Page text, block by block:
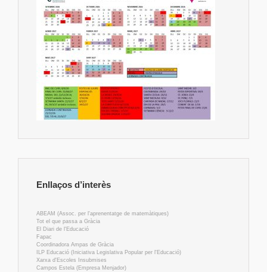
Enllaços d’interès
ABEAM (Assoc. per l'aprenentatge de matemàtiques)
Tot el que passa a Gràcia
El Diari de l'Educació
Fapac
Coordinadora Ampas de Gràcia
ILP Educació (Iniciativa Legislativa Popular per l'Educació)
Xarxa d'Escoles Insubmises
Campos Estela (Empresa Menjador)